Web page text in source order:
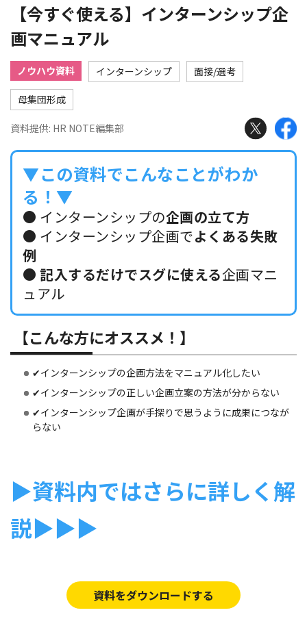
【今すぐ使える】インターンシップ企
画マニュアル
ノウハウ資料 インターンシップ 面接/選考
母集団形成
資料提供: HR NOTE編集部
▼この資料でこんなことがわか
る！▼
● インターンシップの企画の立て方
● インターンシップ企画でよくある失敗
例
● 記入するだけでスグに使える企画マニ
ュアル
【こんな方にオススメ！】
✔インターンシップの企画方法をマニュアル化したい
✔インターンシップの正しい企画立案の方法が分からない
✔インターンシップ企画が手探りで思うように成果につなが
らない
▶︎資料内ではさらに詳しく解
説▶︎▶︎▶︎
資料をダウンロードする